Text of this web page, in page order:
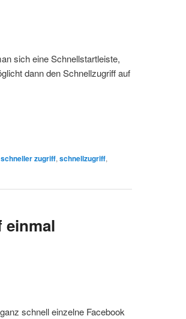
sich eine Schnellstartleiste,
dann den Schnellzugriff auf
schneller zugriff, schnellzugriff,
einmal
schnell einzelne Facebook